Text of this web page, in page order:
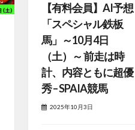
【有料会員】AI予想
「スペシャル鉄板
馬」～10月4日
（土）～ 前走は時
計、内容ともに超優
秀 – SPAIA競馬
2025年10月3日